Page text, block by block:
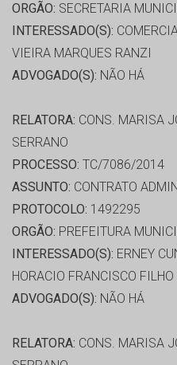
ORGÃO: SECRETARIA
INTERESSADO(S):
VIEIRA MARQUES RANZI
ADVOGADO(S): NÃO HÁ
RELATORA: CONS. MARISA
SERRANO
PROCESSO: TC/7086/2014
ASSUNTO: CONTRATO
PROTOCOLO: 1492295
ORGÃO: PREFEITURA
INTERESSADO(S): ERNEY
HORACIO FRANCISCO FILHO
ADVOGADO(S): NÃO HÁ
RELATORA: CONS. MARISA